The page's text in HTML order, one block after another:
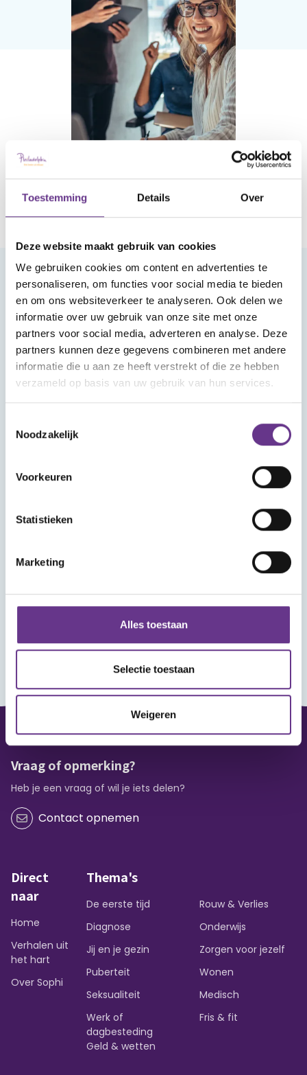
Toestemming Details Over
Deze website maakt gebruik van cookies
We gebruiken cookies om content en advertenties te
personaliseren, om functies voor social media te bieden
en om ons websiteverkeer te analyseren. Ook delen we
informatie over uw gebruik van onze site met onze
partners voor social media, adverteren en analyse. Deze
partners kunnen deze gegevens combineren met andere
informatie die u aan ze heeft verstrekt of die ze hebben
verzameld op basis van uw gebruik van hun services.
Noodzakelijk
Voorkeuren
Statistieken
Marketing
Alles toestaan
Selectie toestaan
Weigeren
Meld je aan voor onze nieuwsbrief
Aanmelden
Vraag of opmerking?
Heb je een vraag of wil je iets delen?
Contact opnemen
Direct
naar
Home
Verhalen uit
het hart
Over Sophi
Thema's
De eerste tijd
Diagnose
Jij en je gezin
Puberteit
Seksualiteit
Werk of
dagbesteding
Rouw & Verlies
Onderwijs
Zorgen voor jezelf
Wonen
Medisch
Fris & fit
Geld & wetten